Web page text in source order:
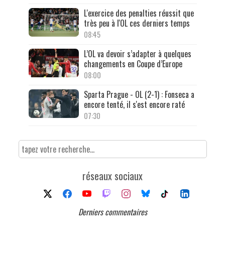
L'exercice des penalties réussit que
très peu à l'OL ces derniers temps
08:45
L’OL va devoir s’adapter à quelques
changements en Coupe d’Europe
08:00
Sparta Prague - OL (2-1) : Fonseca a
encore tenté, il s'est encore raté
07:30
réseaux sociaux
Derniers commentaires